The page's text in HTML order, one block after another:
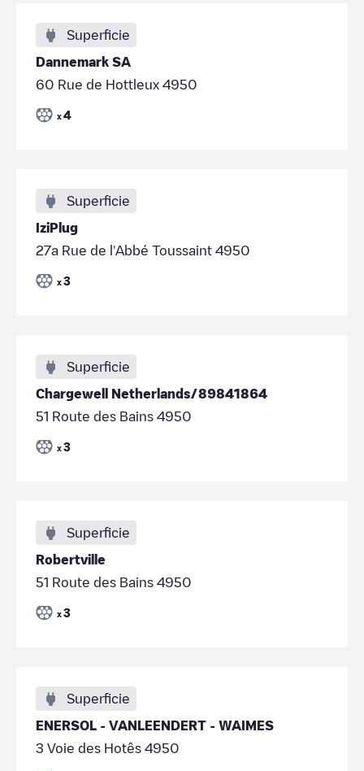
Superficie
Dannemark SA
60 Rue de Hottleux 4950
x 4
Superficie
IziPlug
27a Rue de l'Abbé Toussaint 4950
x 3
Superficie
Chargewell Netherlands/89841864
51 Route des Bains 4950
x 3
Superficie
Robertville
51 Route des Bains 4950
x 3
Superficie
ENERSOL - VANLEENDERT - WAIMES
3 Voie des Hotês 4950